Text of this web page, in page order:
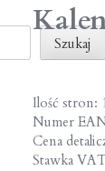
Szukaj
Ilość stron:
Numer
Cena
Stawka